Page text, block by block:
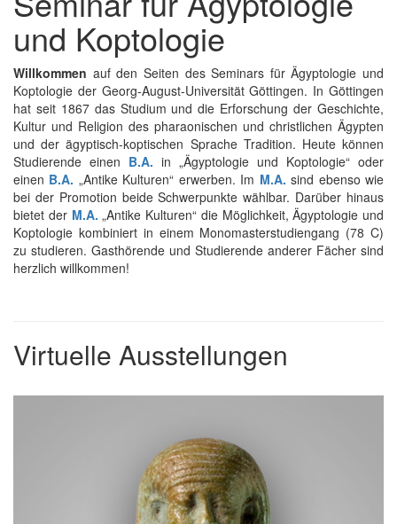
und Koptologie
Willkommen auf den Seiten des Seminars für Ägyptologie und
Koptologie der Georg-August-Universität Göttingen. In Göttingen
hat seit 1867 das Studium und die Erforschung der Geschichte,
Kultur und Religion des pharaonischen und christlichen Ägypten
und der ägyptisch-koptischen Sprache Tradition. Heute können
Studierende einen B.A. in „Ägyptologie und Koptologie“ oder
einen B.A. „Antike Kulturen“ erwerben. Im M.A. sind ebenso wie
bei der Promotion beide Schwerpunkte wählbar. Darüber hinaus
bietet der M.A. „Antike Kulturen“ die Möglichkeit, Ägyptologie und
Koptologie kombiniert in einem Monomasterstudiengang (78 C)
zu studieren. Gasthörende und Studierende anderer Fächer sind
herzlich willkommen!
Virtuelle Ausstellungen